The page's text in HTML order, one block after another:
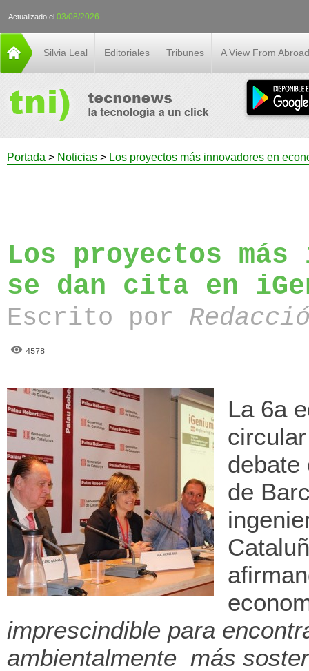
Actualizado el 03/08/2026
Silvia Leal Editoriales Tribunes A View From Abroad
Portada > Noticias > Los proyectos más innovadores en
Los proyectos
se dan cita en
Escrito por
4578
La 6a
debate
de
imprescindible para
ambientalmente más